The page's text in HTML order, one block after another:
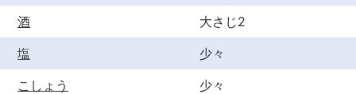
酒
大さじ2
塩
少々
こしょう
少々